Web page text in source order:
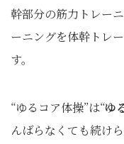
幹部分の筋力トレー
ーニングを体幹トレ
す。
“ゆるコア体操”は“ゆ
んばらなくても続け